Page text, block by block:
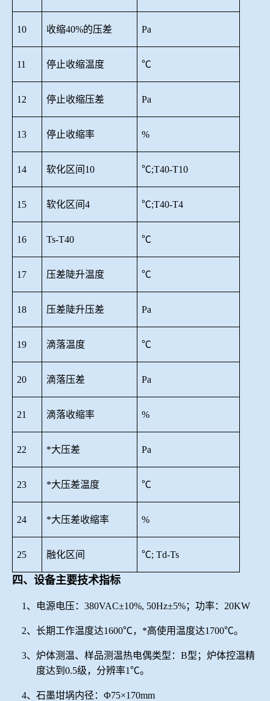
10 收缩40%的压差 Pa
11 停止收缩温度 ℃
12 停止收缩压差 Pa
13 停止收缩率 %
14 软化区间 10 ℃;T40-T10
15 软化区间4 ℃;T40-T4
16 Ts-T40 ℃
17 压差陡升温度 ℃
18 压差陡升压差 Pa
19 滴落温度 ℃
20 滴落压差 Pa
21 滴落收缩率 %
22 *大压差 Pa
23 *大压差温度 ℃
24 *大压差收缩率 %
25 融化区间 ℃; Td-Ts
四、设备主要技术指标
1、电源电压：380VAC±10%, 50Hz±5%；功率：20KW
2、长期工作温度达1600℃，*高使用温度达1700℃。
3、炉体测温、样品测温热电偶类型：B型；炉体控温精
度达到0.5级，分辨率1℃。
4、石墨坩埚内径：Φ75×170mm